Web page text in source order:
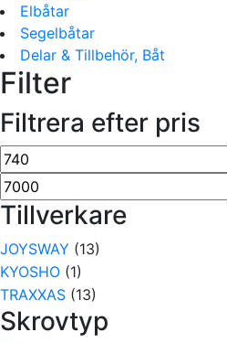
Elbåtar
Segelbåtar
Delar & Tillbehör, Båt
Filter
Filtrera efter pris
Min
pris
Tillverkare
JOYSWAY (13)
KYOSHO (1)
TRAXXAS (13)
Skrovtyp